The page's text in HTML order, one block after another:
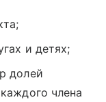
и детях;
долей
члена